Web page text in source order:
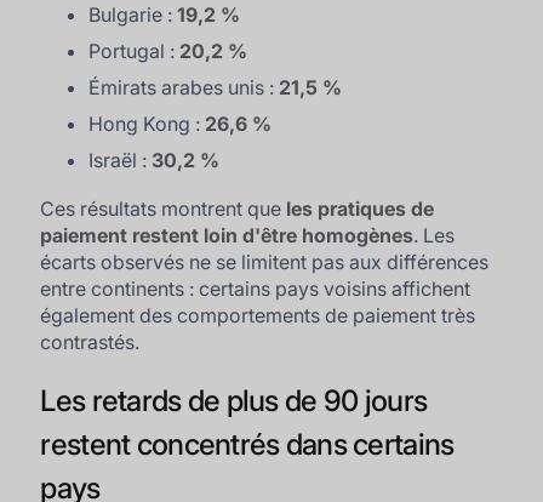
Bulgarie :19,2 %
Portugal : 20,2 %
Émirats arabes unis : 21,5 %
Hong Kong : 26,6 %
Israël : 30,2 %
Ces résultats montrent que les pratiques de
paiement restent loin d'être homogènes. Les
écarts observés ne se limitent pas aux différences
entre continents : certains pays voisins affichent
également des comportements de paiement très
contrastés.
Les retards de plus de 90 jours
restent concentrés dans certains
pays